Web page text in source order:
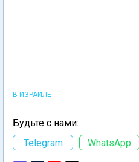
В ИЗРАИЛЕ
Будьте с нами:
Telegram
WhatsApp